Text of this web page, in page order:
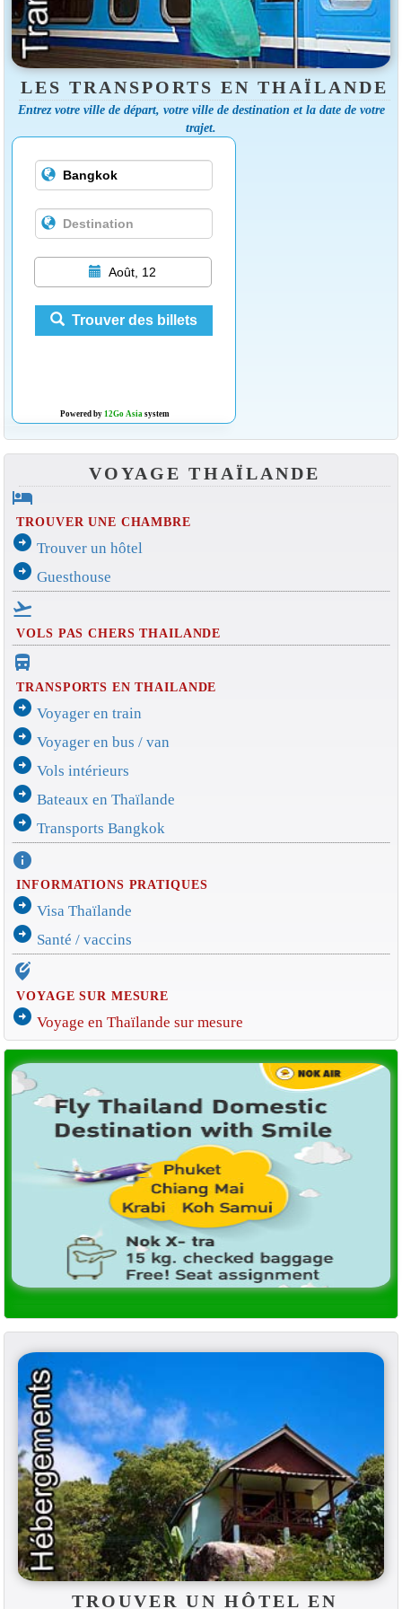
LES TRANSPORTS EN THAÏLANDE
Entrez votre ville de départ, votre ville de destination et la date de votre
trajet.
Août, 12
Trouver des billets
Powered by 12Go Asiasystem
VOYAGE THAÏLANDE
hotel
TROUVER UNE CHAMBRE
arrow_circle_right Trouver un hôtel
arrow_circle_right Guesthouse
flight_takeoff
VOLS PAS CHERS THAILANDE
directions_bus_filled
TRANSPORTS EN THAILANDE
arrow_circle_right Voyager en train
arrow_circle_right Voyager en bus / van
arrow_circle_right Vols intérieurs
arrow_circle_right Bateaux en Thaïlande
arrow_circle_right Transports Bangkok
info
INFORMATIONS PRATIQUES
arrow_circle_right Visa Thaïlande
arrow_circle_right Santé / vaccins
edit_location_alt
VOYAGE SUR MESURE
arrow_circle_right Voyage en Thaïlande sur mesure
TROUVER UN HÔTEL EN